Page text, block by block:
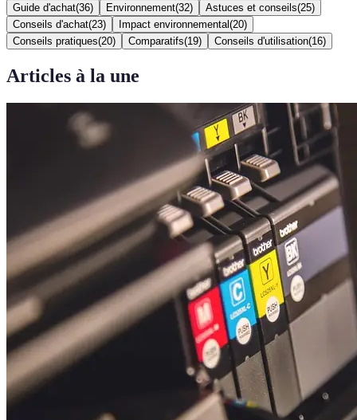
Guide d'achat(36) Environnement(32) Astuces et conseils(25)
Conseils d'achat(23) Impact environnemental (20)
Conseils pratiques(20) Comparatifs(19) Conseils d'utilisation(16)
Articles à la une